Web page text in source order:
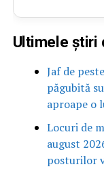
Ultimele știri
Jaf de
păgubită
aproape o
Locuri de
august
posturilor